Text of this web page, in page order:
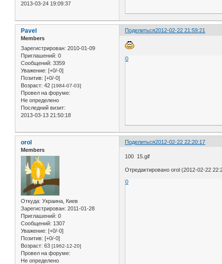
2013-03-24 19:09:37
Поделиться2012-02-22 21:59:21
Pavel
Members
Зарегистрирован: 2010-01-09
Приглашений: 0
Сообщений: 3359
Уважение: [+0/-0]
Позитив: [+0/-0]
Возраст: 42 [1984-07-03]
Провел на форуме:
Не определено
Последний визит:
2013-03-13 21:50:18
0
Поделиться2012-02-22 22:20:17
orol
Members
Откуда: Украина, Киев
Зарегистрирован: 2011-01-28
Приглашений: 0
Сообщений: 1307
Уважение: [+0/-0]
Позитив: [+0/-0]
Возраст: 63 [1962-12-20]
Провел на форуме:
Не определено
100 15.gif
Отредактировано orol (2012-02-22
0